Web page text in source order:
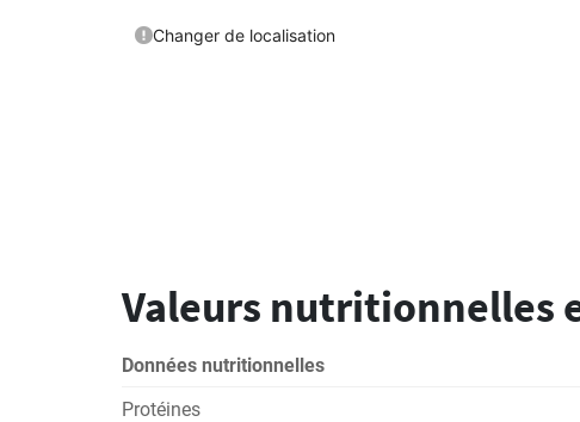
Valeurs nutritionnelles
Données nutritionnelles
Protéines